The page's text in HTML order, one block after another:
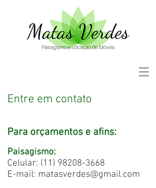
Paisagismo:
Celular: (11) 98208-3668
E-mail: matasverdes@gmail.com
Entre em contato
Para orçamentos e afins: